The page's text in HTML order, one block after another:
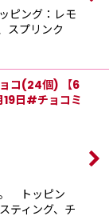
ピング：レモ
スプリンク
ョコ(24個) 【6
日#チョコミ
。 トッピン
ティング、チ